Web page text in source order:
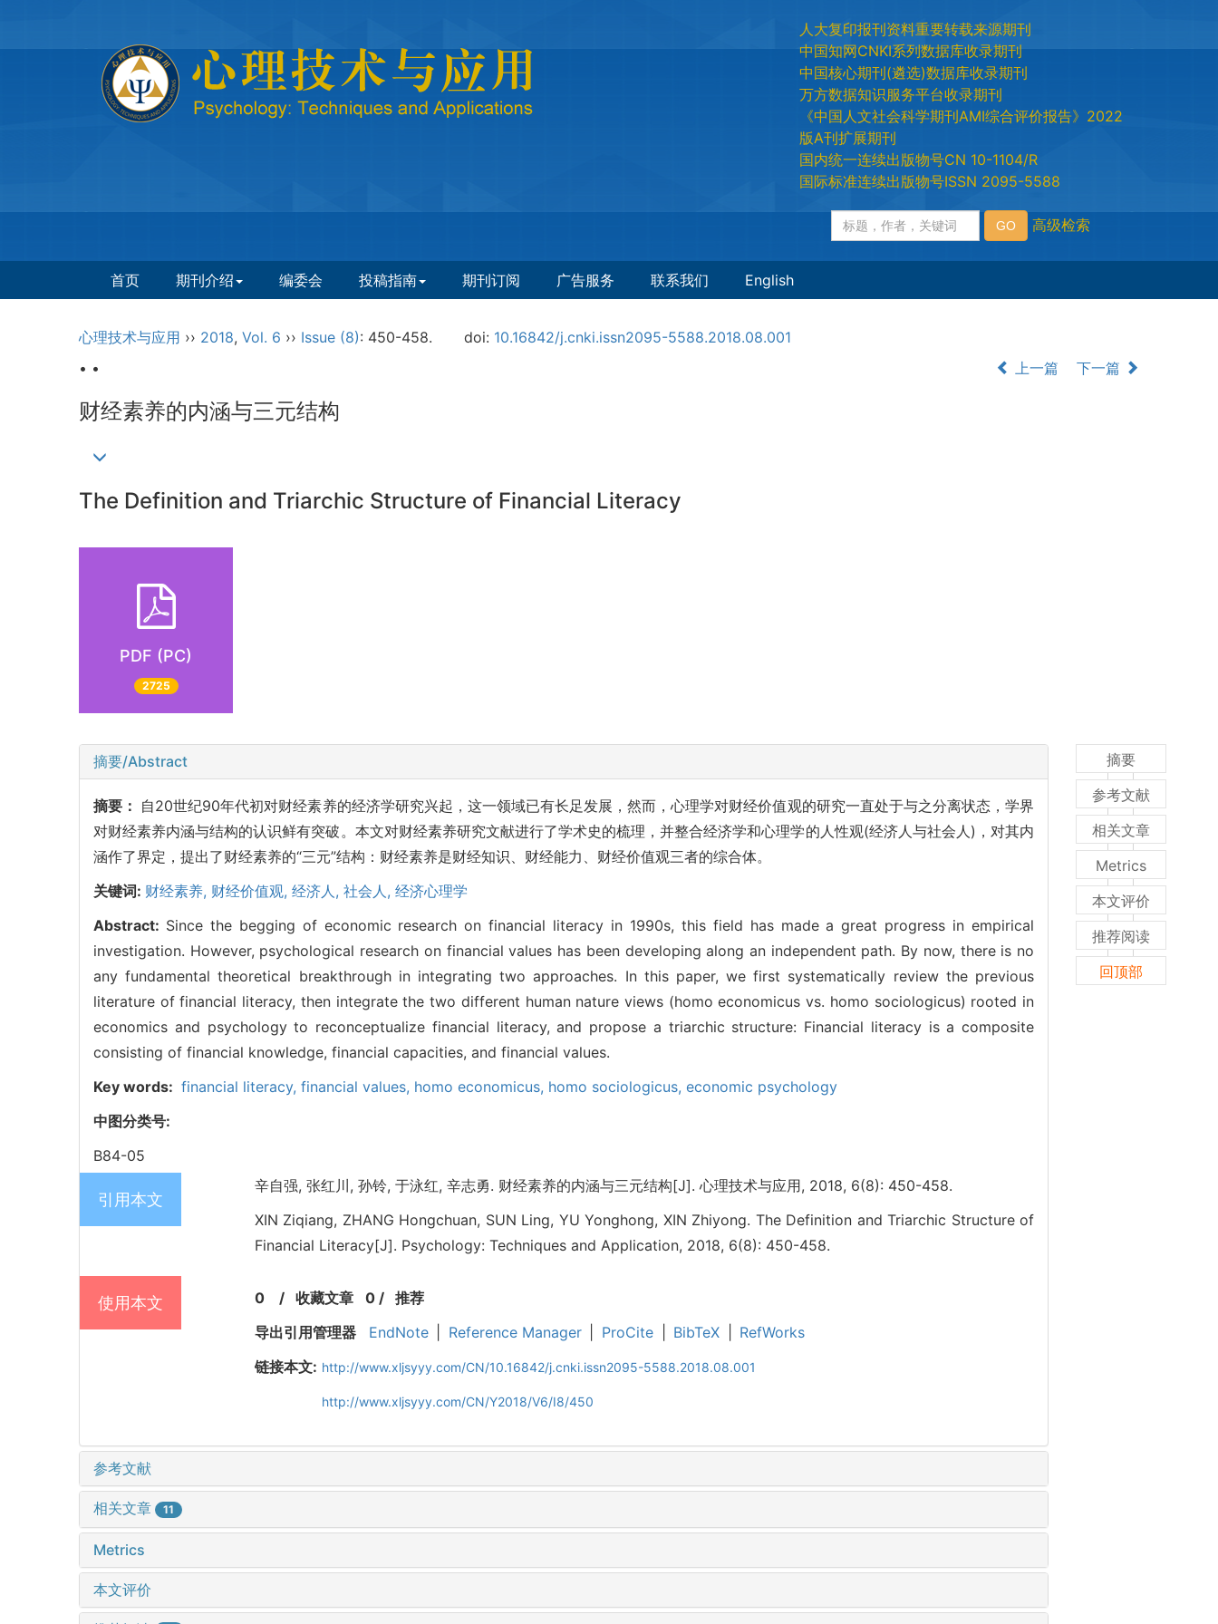
人大复印报刊资料重要转载来源期刊
中国知网CNKI系列数据库收录期刊
中国核心期刊(遴选)数据库收录期刊
万方数据知识服务平台收录期刊
《中国人文社会科学期刊AMI综合评价报告》2022
版A刊扩展期刊
国内统一连续出版物号CN 10-1104/R
国际标准连续出版物号ISSN 2095-5588
首页 期刊介绍 编委会 投稿指南 期刊订阅 广告服务 联系我们 English
心理技术与应用 ›› 2018, Vol. 6 ›› Issue (8): 450-458. doi: 10.16842/j.cnki.issn2095-5588.2018.08.001
• •
上一篇 下一篇
财经素养的内涵与三元结构
The Definition and Triarchic Structure of Financial Literacy
PDF (PC)
2725
摘要/Abstract
摘要： 自20世纪90年代初对财经素养的经济学研究兴起，这一领域已有长足发展，然而，心理学对财经价值观的研究一直处于与之分离状态，学界
对财经素养内涵与结构的认识鲜有突破。本文对财经素养研究文献进行了学术史的梳理，并整合经济学和心理学的人性观(经济人与社会人)，对其内
涵作了界定，提出了财经素养的“三元”结构：财经素养是财经知识、财经能力、财经价值观三者的综合体。
关键词: 财经素养, 财经价值观, 经济人, 社会人, 经济心理学
Abstract: Since the begging of economic research on financial literacy in 1990s, this field has made a great progress in empirical
investigation. However, psychological research on financial values has been developing along an independent path. By now, there is no
any fundamental theoretical breakthrough in integrating two approaches. In this paper, we first systematically review the previous
literature of financial literacy, then integrate the two different human nature views (homo economicus vs. homo sociologicus) rooted in
economics and psychology to reconceptualize financial literacy, and propose a triarchic structure: Financial literacy is a composite
consisting of financial knowledge, financial capacities, and financial values.
Key words: financial literacy, financial values, homo economicus, homo sociologicus, economic psychology
中图分类号:
B84-05
引用本文
辛自强, 张红川, 孙铃, 于泳红, 辛志勇. 财经素养的内涵与三元结构[J]. 心理技术与应用, 2018, 6(8): 450-458.
XIN Ziqiang, ZHANG Hongchuan, SUN Ling, YU Yonghong, XIN Zhiyong. The Definition and Triarchic Structure of
Financial Literacy[J]. Psychology: Techniques and Application, 2018, 6(8): 450-458.
使用本文 0 / 收藏文章 0/ 推荐
导出引用管理器
EndNote Reference Manager ProCite BibTeX
RefWorks
链接本文: http://www.xljsyyy.com/CN/10.16842/j.cnki.issn2095-5588.2018.08.001
http://www.xljsyyy.com/CN/Y2018/V6/I8/450
参考文献
相关文章 11
Metrics
本文评价
摘要
参考文献
相关文章
Metrics
本文评价
推荐阅读
回顶部